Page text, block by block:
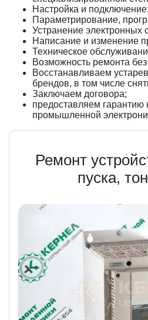
Настройка и подключение;
Параметрирование,
Устранение электронных
Написание и изменение
Техническое
Возможность ремонта
Восстанавливаем
брендов, в том числе
Заключаем договора;
предоставляем
промышленной
Ремонт
пуска,